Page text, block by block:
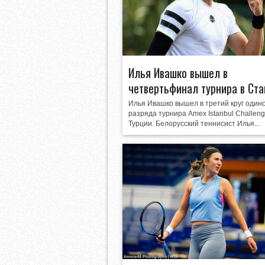
Илья Ивашко вышел в
четвертьфинал турнира в
Илья Ивашко вышел в третий круг
разряда турнира Amex Istanbul
Турции. Белорусский теннисист Илья...